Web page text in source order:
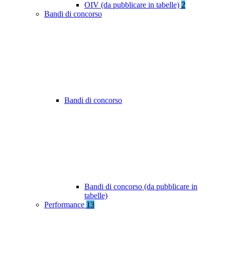
OIV (da pubblicare in tabelle) 2
Bandi di concorso
Bandi di concorso
Bandi di concorso (da pubblicare in
tabelle)
Performance 13